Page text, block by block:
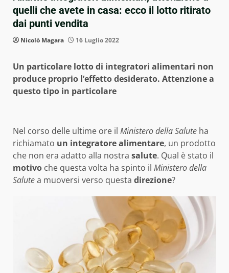
quelli che avete in casa: ecco il lotto ritirato
dai punti vendita
Nicolò Magara 16 Luglio 2022
Un particolare lotto di integratori alimentari non
produce proprio l’effetto desiderato. Attenzione a
questo tipo in particolare
Nel corso delle ultime ore il Ministero della Salute ha
richiamato un integratore alimentare, un prodotto
che non era adatto alla nostra salute. Qual è stato il
motivo che questa volta ha spinto il Ministero della
Salutea muoversi verso questa direzione?